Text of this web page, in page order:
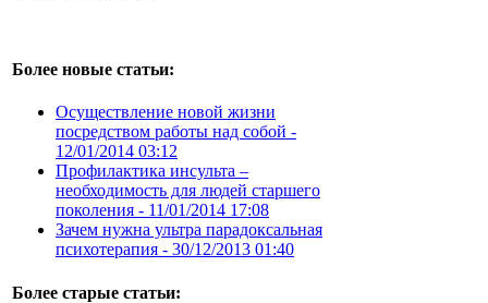
Более новые статьи:
Осуществление новой жизни
посредством работы над собой -
12/01/2014 03:12
Профилактика инсульта –
необходимость для людей старшего
поколения - 11/01/2014 17:08
Зачем нужна ультра парадоксальная
психотерапия - 30/12/2013 01:40
Более старые статьи: